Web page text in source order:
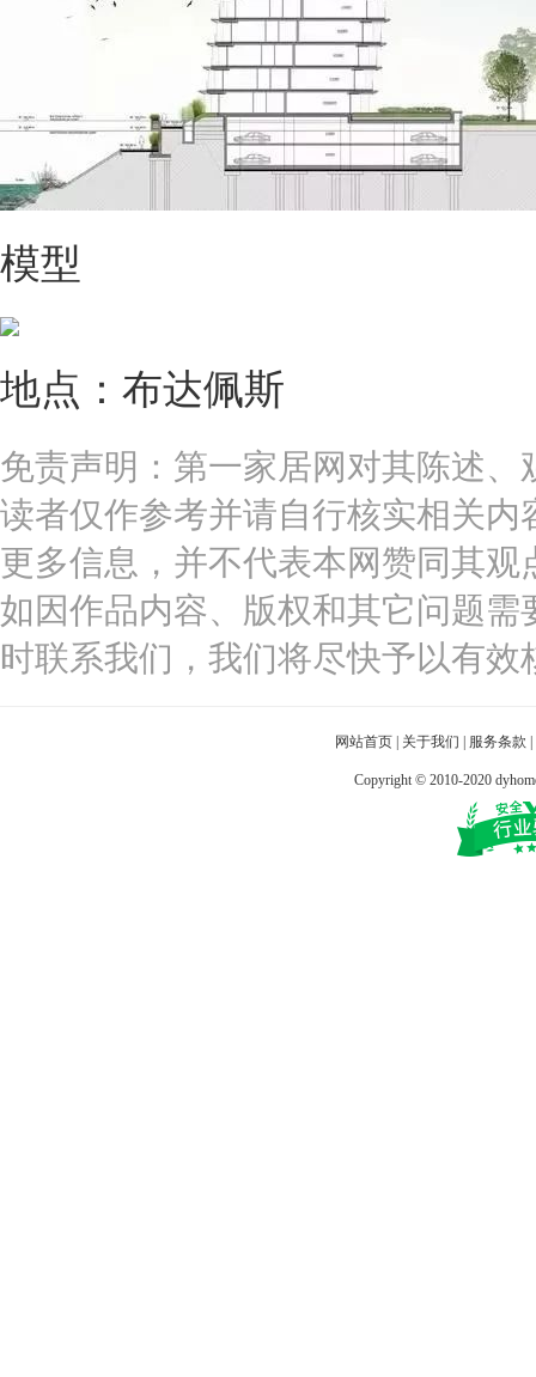
模型
地点：布达佩斯
免责声明：第一家居网对其陈述
读者仅作参考并请自行核实相关内
更多信息，并不代表本网赞同其
如因作品内容、版权和其它问题
时联系我们，我们将尽快予以有
网站首页 关于我们 服务条款
Copyright © 2010-2020